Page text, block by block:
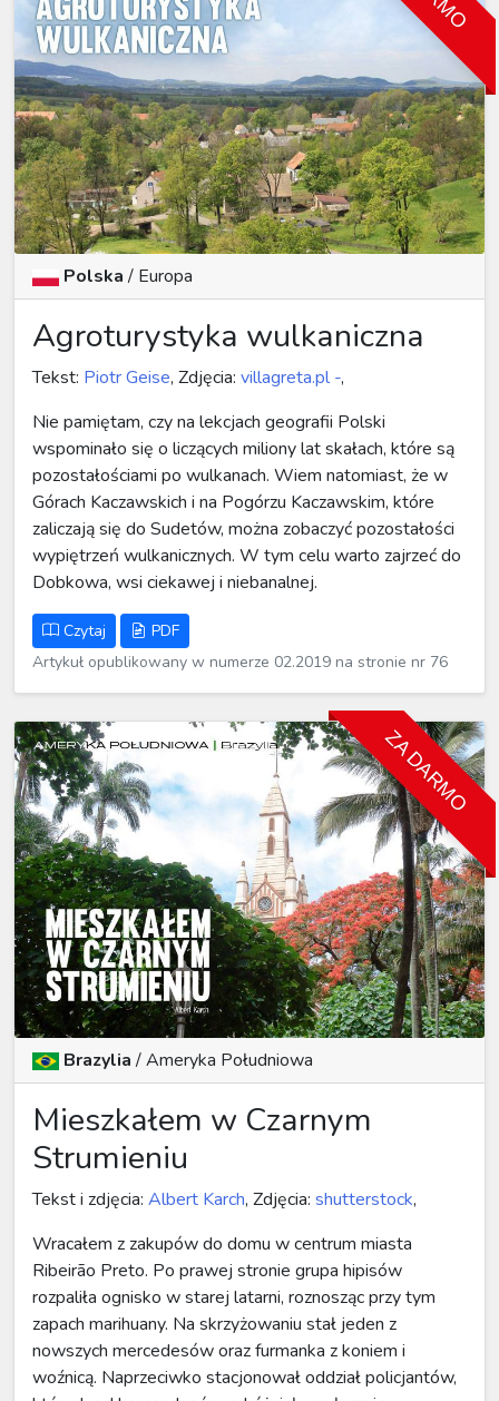
Polska/ Europa
Agroturystyka wulkaniczna
Tekst: Piotr Geise, Zdjęcia: villagreta.pl -,
Nie pamiętam, czy na lekcjach geografii Polski
wspominało się o liczących miliony lat skałach, które są
pozostałościami po wulkanach. Wiem natomiast, że w
Górach Kaczawskich i na Pogórzu Kaczawskim, które
zaliczają się do Sudetów, można zobaczyć pozostałości
wypiętrzeń wulkanicznych. W tym celu warto zajrzeć do
Dobkowa, wsi ciekawej i niebanalnej.
Czytaj
PDF
Artykuł opublikowany w numerze 02.2019 na stronie nr 76
ZA DARMO
Brazylia/Ameryka Południowa
Mieszkałem w Czarnym
Strumieniu
Tekst i zdjęcia: Albert Karch, Zdjęcia: shutterstock,
Wracałem z zakupów do domu w centrum miasta
Ribeirão Preto. Po prawej stronie grupa hipisów
rozpaliła ognisko w starej latarni, roznosząc przy tym
zapach marihuany. Na skrzyżowaniu stał jeden z
nowszych mercedesów oraz furmanka z koniem i
woźnicą. Naprzeciwko stacjonował oddział policjantów,